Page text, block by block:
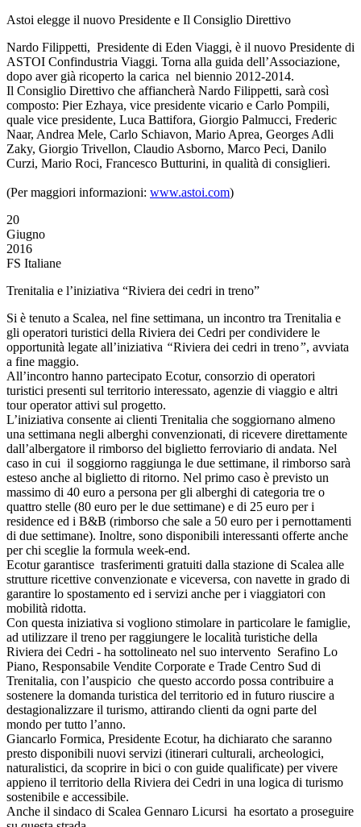
Astoi elegge il nuovo Presidente e Il Consiglio Direttivo
Nardo Filippetti, Presidente di Eden Viaggi, è il nuovo Presidente di
ASTOI Confindustria Viaggi. Torna alla guida dell’Associazione,
dopo aver già ricoperto la carica nel biennio 2012-2014.
Il Consiglio Direttivo che affiancherà Nardo Filippetti, sarà così
composto: Pier Ezhaya, vice presidente vicario e Carlo Pompili,
quale vice presidente, Luca Battifora, Giorgio Palmucci, Frederic
Naar, Andrea Mele, Carlo Schiavon, Mario Aprea, Georges Adli
Zaky, Giorgio Trivellon, Claudio Asborno, Marco Peci, Danilo
Curzi, Mario Roci, Francesco Butturini, in qualità di consiglieri.
(Per maggiori informazioni: www.astoi.com)
20
Giugno
2016
FS Italiane
Trenitalia e l’iniziativa “Riviera dei cedri in treno”
Si è tenuto a Scalea, nel fine settimana, un incontro tra Trenitalia e
gli operatori turistici della Riviera dei Cedri per condividere le
opportunità legate all’iniziativa “Riviera dei cedri in treno”, avviata
a fine maggio.
All’incontro hanno partecipato Ecotur, consorzio di operatori
turistici presenti sul territorio interessato, agenzie di viaggio e altri
tour operator attivi sul progetto.
L’iniziativa consente ai clienti Trenitalia che soggiornano almeno
una settimana negli alberghi convenzionati, di ricevere direttamente
dall’albergatore il rimborso del biglietto ferroviario di andata. Nel
caso in cui il soggiorno raggiunga le due settimane, il rimborso sarà
esteso anche al biglietto di ritorno. Nel primo caso è previsto un
massimo di 40 euro a persona per gli alberghi di categoria tre o
quattro stelle (80 euro per le due settimane) e di 25 euro per i
residence ed i B&B (rimborso che sale a 50 euro per i pernottamenti
di due settimane). Inoltre, sono disponibili interessanti offerte anche
per chi sceglie la formula week-end.
Ecotur garantisce trasferimenti gratuiti dalla stazione di Scalea alle
strutture ricettive convenzionate e viceversa, con navette in grado di
garantire lo spostamento ed i servizi anche per i viaggiatori con
mobilità ridotta.
Con questa iniziativa si vogliono stimolare in particolare le famiglie,
ad utilizzare il treno per raggiungere le località turistiche della
Riviera dei Cedri - ha sottolineato nel suo intervento Serafino Lo
Piano, Responsabile Vendite Corporate e Trade Centro Sud di
Trenitalia, con l’auspicio che questo accordo possa contribuire a
sostenere la domanda turistica del territorio ed in futuro riuscire a
destagionalizzare il turismo, attirando clienti da ogni parte del
mondo per tutto l’anno.
Giancarlo Formica, Presidente Ecotur, ha dichiarato che saranno
presto disponibili nuovi servizi (itinerari culturali, archeologici,
naturalistici, da scoprire in bici o con guide qualificate) per vivere
appieno il territorio della Riviera dei Cedri in una logica di turismo
sostenibile e accessibile.
Anche il sindaco di Scalea Gennaro Licursi ha esortato a proseguire